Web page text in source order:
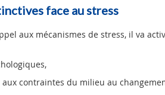
face au stress
aux mécanismes de stress, il va
contraintes du milieu au